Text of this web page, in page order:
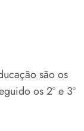
são os
os 2º e 3º